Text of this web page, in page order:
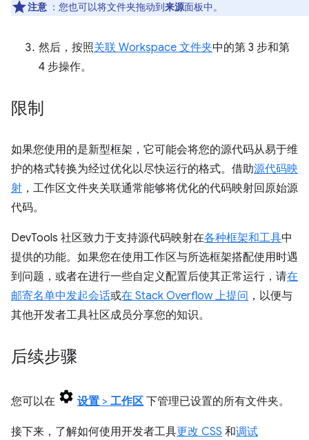
注意 ：您也可以将文件夹拖动到来源面板中。
然后，按照关联 Workspace 文件夹中的第 3 步和第
4 步操作。
限制
如果您使用的是新型框架，它可能会将您的源代码从易于维
护的格式转换为经过优化以尽快运行的格式。借助源代码映
射 ，工作区文件夹关联通常能够将优化的代码映射回原始源
代码。
DevTools 社区致力于支持源代码映射在各种框架和工具中
提供的功能。如果您在使用工作区与所选框架搭配使用时遇
到问题，或者在进行一些自定义配置后使其正常运行，请在
邮寄名单中发起会话或在 Stack Overflow 上提问 ，以便与
其他开发者工具社区成员分享您的知识。
后续步骤
您可以在 设置 > 工作区 下管理已设置的所有文件夹。
接下来，了解如何使用开发者工具更改 CSS 和调试